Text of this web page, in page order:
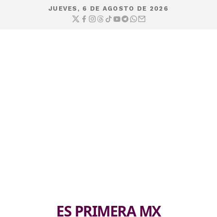
JUEVES, 6 DE AGOSTO DE 2026
ES PRIMERA MX